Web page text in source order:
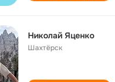
Николай Яценко
Шахтёрск